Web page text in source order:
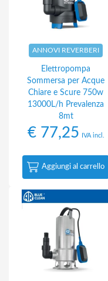
ANNOVI REVERBERI
Elettropompa
Sommersa per Acque
Chiare e Scure 750w
13000L/h Prevalenza
8mt
€77,25 IVA incl.
Aggiungi al carrello